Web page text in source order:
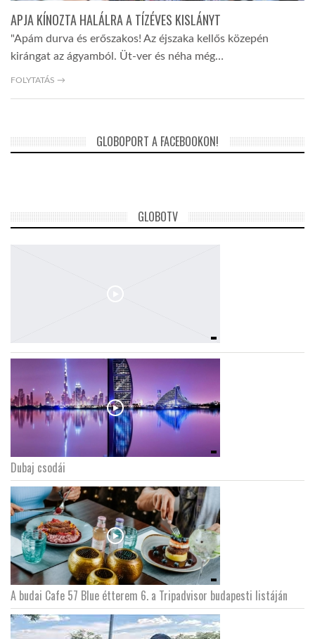
GLOBOTV BP
HÍR3D
GLOBOTV
LINKTR.EE
GLOBOZSARU
DOBRAVERO.HU
LATIMO.HU
GLOBOBOOK
APJA KÍNOZTA HALÁLRA A TÍZÉVES KISLÁNYT
"Apám durva és erőszakos! Az éjszaka kellős közepén
kirángat az ágyamból. Üt-ver és néha még…
FOLYTATÁS →
GLOBOPORT A FACEBOOKON!
GLOBOTV
Dubaj csodái
A budai Cafe 57 Blue étterem 6. a Tripadvisor budapesti listáján